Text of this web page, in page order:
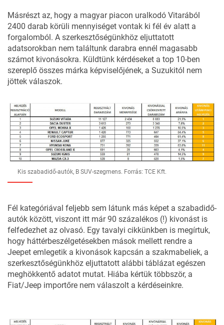
Másrészt az, hogy a magyar piacon uralkodó Vitarából
2400 darab körüli mennyiséget vontak ki fél év alatt a
forgalomból. A szerkesztőségünkhöz eljuttatott
adatsorokban nem találtunk darabra ennél magasabb
számot kivonásokra. Küldtünk kérdéseket a top 10-ben
szereplő összes márka képviselőjének, a Suzukitól nem
jöttek válaszok.
Kis szabadidő-autók, B SUV-szegmens. Forrás: TCE Kft.
Fél kategóriával feljebb sem látunk más képet a szabadidő-
autók között, viszont itt már 90 százalékos (!) kivonást is
felfedezhet az olvasó. Egy tavalyi cikkünkben is megírtuk,
hogy háttérbeszélgetésekben mások mellett rendre a
Jeepet emlegetik a kivonások kapcsán a szakmabeliek, a
szerkesztőségünkhöz eljuttatott alábbi táblázat egészen
meghökkentő adatot mutat. Hiába kértük többször, a
Fiat/Jeep importőre nem válaszolt a kérdéseinkre.